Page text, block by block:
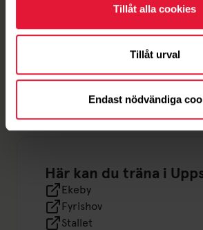
Tillåt alla cookies
Tillåt urval
Endast nödvändiga
Om oss
Ideella uppdrag
Här kan du träna i
Ekeby
Fyrishov
Stallet